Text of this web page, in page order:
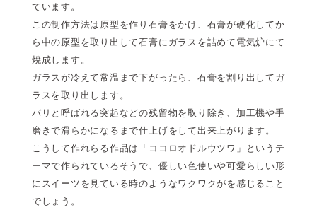
ています。
この制作方法は原型を作り石膏をかけ、石膏が硬化してか
ら中の原型を取り出して石膏にガラスを詰めて電気炉にて
焼成します。
ガラスが冷えて常温まで下がったら、石膏を割り出してガ
ラスを取り出します。
バリと呼ばれる突起などの残留物を取り除き、加工機や手
磨きで滑らかになるまで仕上げをして出来上がります。
こうして作れらる作品は「ココロオドルウツワ」というテ
ーマで作られているそうで、優しい色使いや可愛らしい形
にスイーツを見ている時のようなワクワクがを感じること
でしょう。